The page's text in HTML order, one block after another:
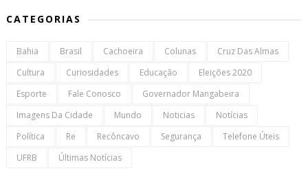
CATEGORIAS
Bahia Brasil Cachoeira Colunas
Cruz Das Almas
Cultura
Curiosidades Educação
Eleições 2020
Esporte
Fale Conosco
Governador Mangabeira
Imagens Da Cidade
Mundo Noticias
Notícias
Política
Re Recôncavo Segurança
Telefone Úteis
UFRB
Últimas Notícias